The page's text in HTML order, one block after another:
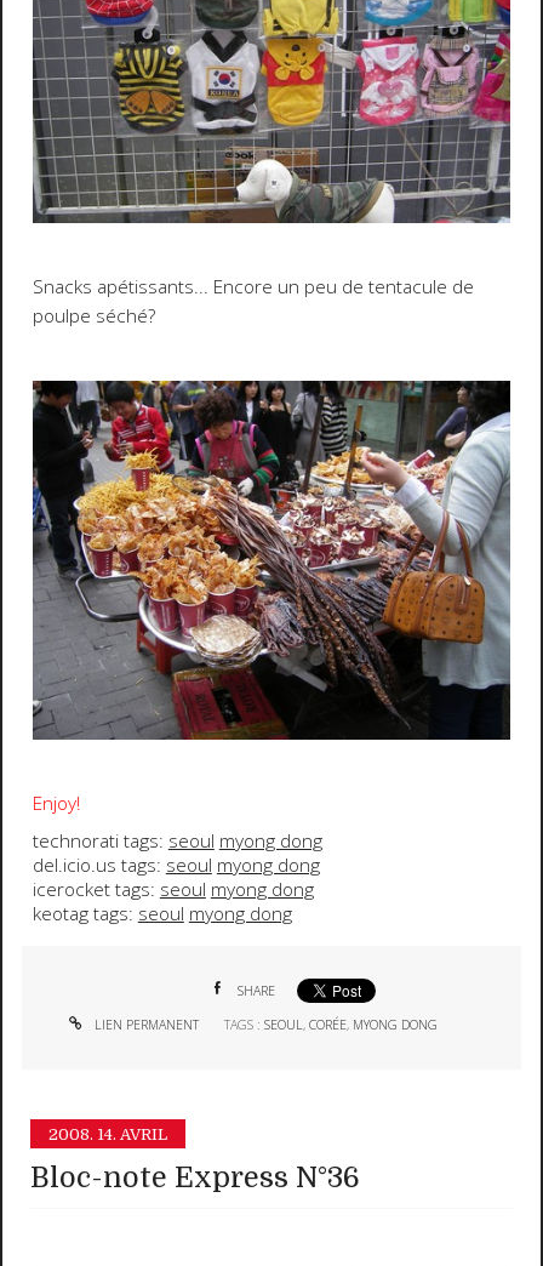
Snacks apétissants... Encore un peu de tentacule de
poulpe séché?
Enjoy!
technorati tags: seoul myong dong
del.icio.us tags: seoul myong dong
icerocket tags: seoul myong dong
keotag tags: seoul myong dong
SHARE
LIEN PERMANENT TAGS :SEOUL,CORÉE, MYONG DONG
2008. 14. AVRIL
Bloc-note Express N°36